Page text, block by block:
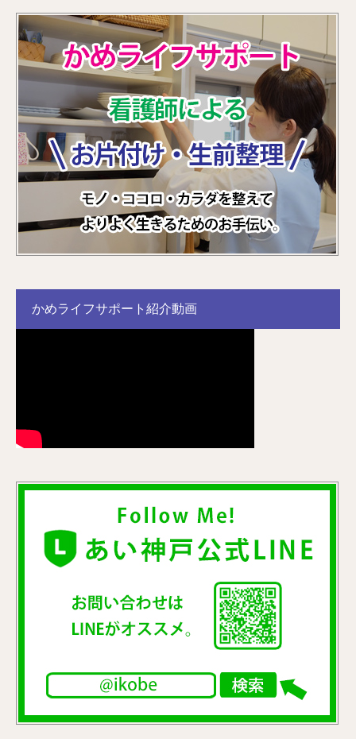
かめライフサポート紹介動画